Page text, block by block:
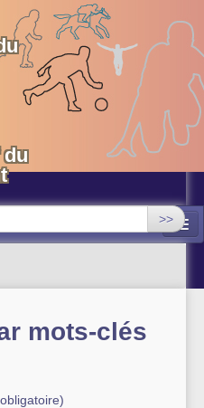
20 Paris
du
>>
mots-clés